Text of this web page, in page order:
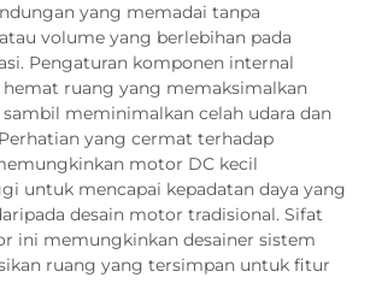
yang memadai tanpa
volume yang berlebihan pada
Pengaturan komponen internal
ruang yang memaksimalkan
meminimalkan celah udara dan
yang cermat terhadap
motor DC kecil
untuk mencapai kepadatan daya yang
desain motor tradisional. Sifat
ini memungkinkan desainer sistem
ruang yang tersimpan untuk fitur